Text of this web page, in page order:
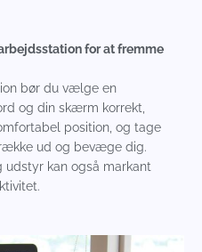
for at fremme
bør du vælge en
og din skærm korrekt,
position, og tage
ud og bevæge dig.
udstyr kan også markant